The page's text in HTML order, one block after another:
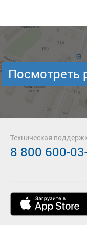
Посмотреть
Техническая
8 800 600-